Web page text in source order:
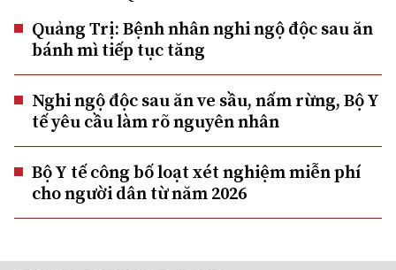
Quảng Trị: Bệnh nhân nghi ngộ độc sau ăn
bánh mì tiếp tục tăng
Nghi ngộ độc sau ăn ve sầu, nấm rừng, Bộ Y
tế yêu cầu làm rõ nguyên nhân
Bộ Y tế công bố loạt xét nghiệm miễn phí
cho người dân từ năm 2026